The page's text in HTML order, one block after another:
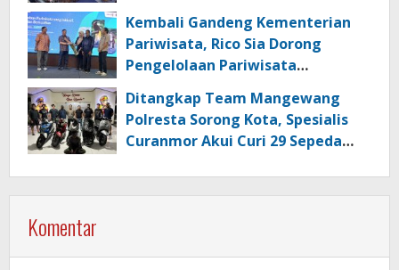
Kembali Gandeng Kementerian
Pariwisata, Rico Sia Dorong
Pengelolaan Pariwisata
Ditangkap Team Mangewang
Polresta Sorong Kota, Spesialis
Curanmor Akui Curi 29 Sepeda
Komentar